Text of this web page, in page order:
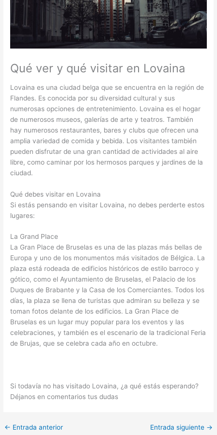
Qué ver y qué visitar en Lovaina
Lovaina es una ciudad belga que se encuentra en la región de
Flandes. Es conocida por su diversidad cultural y sus
numerosas opciones de entretenimiento. Lovaina es el hogar
de numerosos museos, galerías de arte y teatros. También
hay numerosos restaurantes, bares y clubs que ofrecen una
amplia variedad de comida y bebida. Los visitantes también
pueden disfrutar de una gran cantidad de actividades al aire
libre, como caminar por los hermosos parques y jardines de la
ciudad.
Qué debes visitar en Lovaina
Si estás pensando en visitar Lovaina, no debes perderte estos
lugares:
La Grand Place
La Gran Place de Bruselas es una de las plazas más bellas de
Europa y uno de los monumentos más visitados de Bélgica. La
plaza está rodeada de edificios históricos de estilo barroco y
gótico, como el Ayuntamiento de Bruselas, el Palacio de los
Duques de Brabante y la Casa de los Comerciantes. Todos los
días, la plaza se llena de turistas que admiran su belleza y se
toman fotos delante de los edificios. La Gran Place de
Bruselas es un lugar muy popular para los eventos y las
celebraciones, y también es el escenario de la tradicional Feria
de Brujas, que se celebra cada año en octubre.
Si todavía no has visitado Lovaina, ¿a qué estás esperando?
Déjanos en comentarios tus dudas
← Entrada anterior Entrada siguiente →